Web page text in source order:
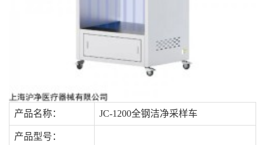
产品名称： JC-1200全钢洁净采样车
产品型号：